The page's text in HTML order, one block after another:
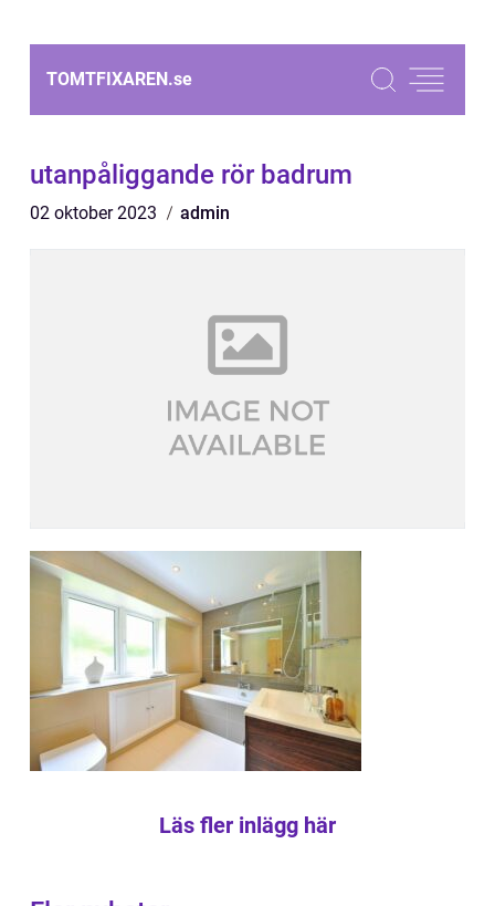
TOMTFIXAREN.se
utanpåliggande rör badrum
02 oktober 2023 admin
Läs fler inlägg här